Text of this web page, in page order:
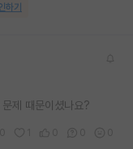
하기
제 때문이셨나요?